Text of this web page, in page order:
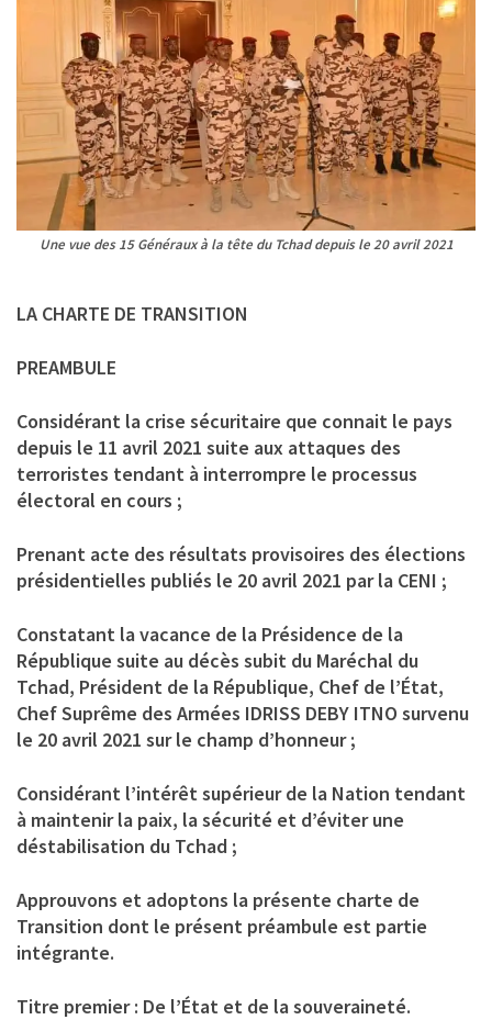
Une vue des 15 Généraux à la tête du Tchad depuis le 20 avril 2021
LA CHARTE DE TRANSITION
PREAMBULE
Considérant la crise sécuritaire que connait le pays
depuis le 11 avril 2021 suite aux attaques des
terroristes tendant à interrompre le processus
électoral en cours ;
Prenant acte des résultats provisoires des élections
présidentielles publiés le 20 avril 2021 par la CENI ;
Constatant la vacance de la Présidence de la
République suite au décès subit du Maréchal du
Tchad, Président de la République, Chef de l’État,
Chef Suprême des Armées IDRISS DEBY ITNO survenu
le 20 avril 2021 sur le champ d’honneur ;
Considérant l’intérêt supérieur de la Nation tendant
à maintenir la paix, la sécurité et d’éviter une
déstabilisation du Tchad ;
Approuvons et adoptons la présente charte de
Transition dont le présent préambule est partie
intégrante.
Titre premier : De l’État et de la souveraineté.